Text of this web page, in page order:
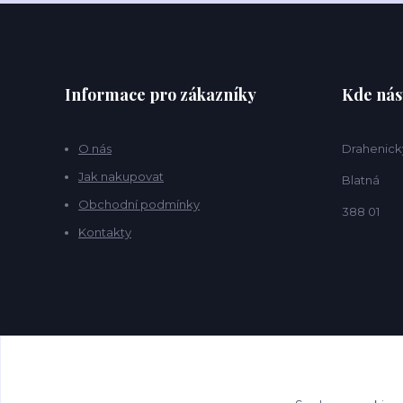
Informace pro zákazníky
O nás
Jak nakupovat
Obchodní podmínky
Kontakty
Kde
Blatná
388 01